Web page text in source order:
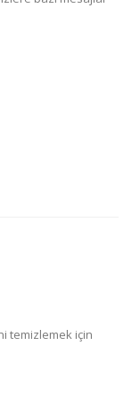
temizlemek için